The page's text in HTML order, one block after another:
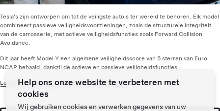
Tesla's zijn ontworpen om tot de veiligste auto's ter wereld te behoren. Elk model
combineert passieve veiligheidsvoorzieningen, zoals de structurele integriteit
van de carrosserie, met actieve veiligheidsfuncties zoals Forward Collision
Avoidance.
Dit jaar heeft Model Y een algemene veiligheidsscore van 5 sterren van Euro
NCAP behaald, dankzij de actieve en passieve veiligheidsfuncties.
Lees meer over hoe Tesla veiligheid vooropstelt.
Help ons onze website te verbeteren met
cookies
Wij gebruiken cookies en verwerken gegevens van uw